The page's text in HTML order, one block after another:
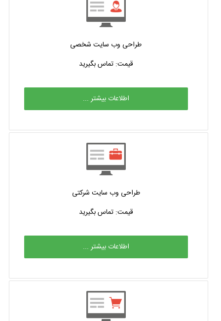
طراحی وب سایت شخصی
قیمت: تماس بگیرید
اطلاعات بیشتر ...
طراحی وب سایت شرکتی
قیمت: تماس بگیرید
اطلاعات بیشتر ...